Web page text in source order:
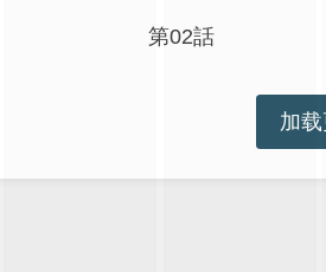
第02話
加